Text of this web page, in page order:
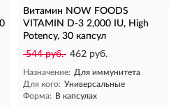
Витамин NOW FOODS
VITAMIN D-3 2,000 IU, High
Potency, 30 капсул
544 руб. 462 руб.
Назначение: Для иммунитета
Для кого: Универсальные
Форма: В капсулах